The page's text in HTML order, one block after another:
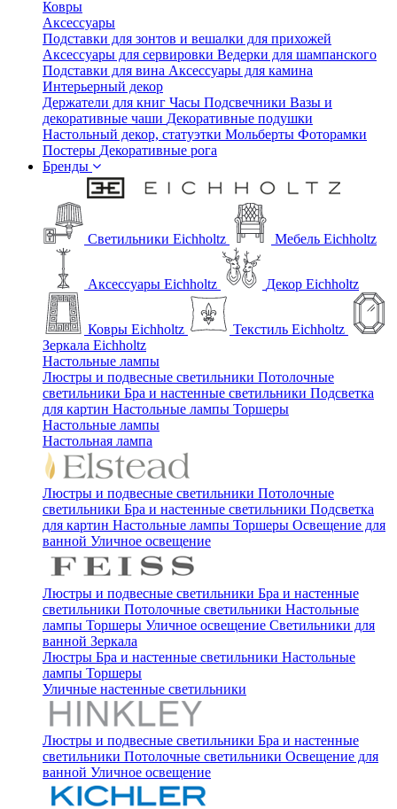
Ковры
Аксессуары
Подставки для зонтов и вешалки для прихожей
Аксессуары для сервировки Ведерки для шампанского
Подставки для вина Аксессуары для камина
Интерьерный декор
Держатели для книг Часы Подсвечники Вазы и
декоративные чаши Декоративные подушки
Настольный декор, статуэтки Мольберты Фоторамки
Постеры Декоративные рога
Бренды
Светильники Eichholtz Мебель Eichholtz
Аксессуары Eichholtz Декор Eichholtz
Ковры Eichholtz
Текстиль Eichholtz
Зеркала Eichholtz
Настольные лампы
Люстры и подвесные светильники Потолочные
светильники Бра и настенные светильники Подсветка
для картин Настольные лампы Торшеры
Настольные лампы
Настольная лампа
Люстры и подвесные светильники Потолочные
светильники Бра и настенные светильники Подсветка
для картин Настольные лампы Торшеры Освещение для
ванной Уличное освещение
Люстры и подвесные светильники Бра и настенные
светильники Потолочные светильники Настольные
лампы Торшеры Уличное освещение Светильники для
ванной Зеркала
Люстры Бра и настенные светильники Настольные
лампы Торшеры
Уличные настенные светильники
Люстры и подвесные светильники Бра и настенные
светильники Потолочные светильники Освещение для
ванной Уличное освещение